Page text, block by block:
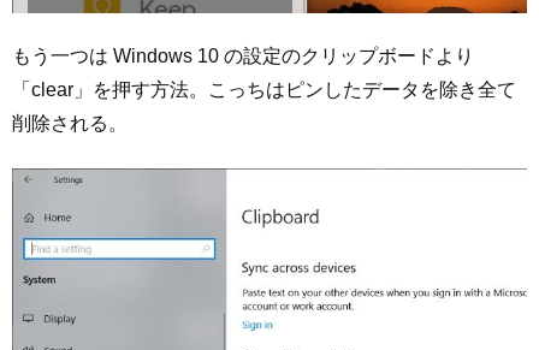
もう一つは Windows 10 の設定のクリップボードより
「clear」を押す方法。こっちはピンしたデータを除き全て
削除される。